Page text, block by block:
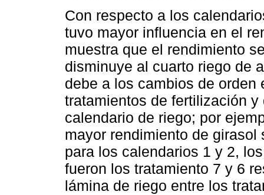
Con respecto a los
tuvo mayor influencia en el
muestra que el rendimiento
disminuye al cuarto riego de
debe a los cambios de
tratamientos de fertilización
calendario de riego; por
mayor rendimiento de
para los calendarios 1 y 2,
fueron los tratamiento 7 y 6
lámina de riego entre los